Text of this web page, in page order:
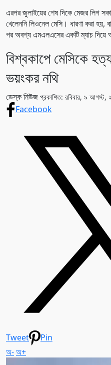
এরপর জুলাইয়ের শেষ দিকে মেজর লিগ
খেলেননি লিওনেল মেসি। ধারণা করা হয়,
পর অবশ্য এমএলএসের একটি ম্যাচ দিয়ে
বিশ্বকাপে মেসিকে
ভয়ংকর নথি
ডেস্ক নিউজ প্রকাশিত: রবিবার, ৯ আগস্ট,
Facebook
Tweet
Pin
অ-অ+